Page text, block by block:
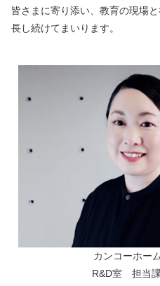
皆さまに寄り添い、教育の現場
長し続けてまいります。
カンコーホー
R&D室 担当